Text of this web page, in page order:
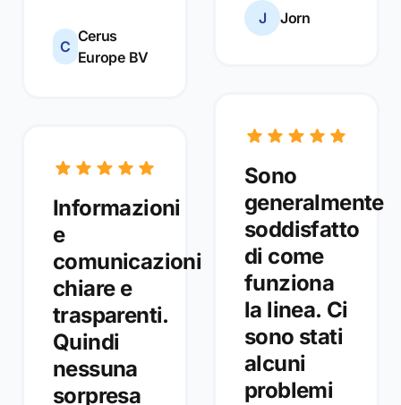
C
Cerus
Europe BV
Informazioni
e
comunicazioni
chiare e
trasparenti.
Quindi
nessuna
sorpresa
J Jorn
Sono
generalmente
soddisfatto
di come
funziona
la linea. Ci
sono stati
alcuni
problemi